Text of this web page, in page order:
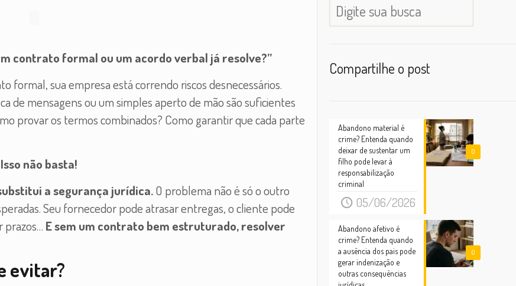
contrato formal ou um acordo verbal já resolve?”
formal, sua empresa está correndo riscos desnecessários.
de mensagens ou um simples aperto de mão são suficientes
provar os termos combinados? Como garantir que cada parte
não basta!
a segurança jurídica.O problema não é só o outro
Seu fornecedor pode atrasar entregas, o cliente pode
prazos… E sem um contrato bem estruturado, resolver
evitar?
Compartilhe o post
0
Abandono material é
crime? Entenda quando
deixar de sustentar um
filho pode levar à
responsabilização
criminal
05/06/2026
0
Abandono afetivo é
crime? Entenda quando
a ausência dos pais pode
gerar indenização e
outras consequências